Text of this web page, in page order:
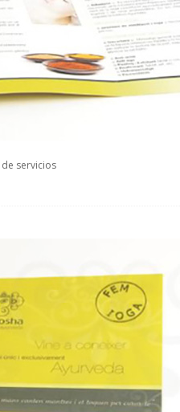
servicios